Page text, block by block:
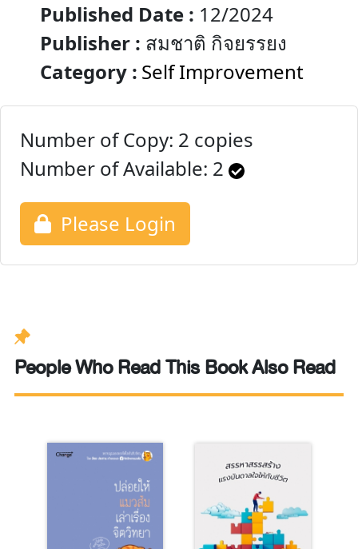
Published Date : 12/2024
Publisher : สมชาติ กิจยรรยง
Category : Self Improvement
Number of Copy: 2 copies
Number of Available: 2
Please Login
People Who Read This Book Also Read